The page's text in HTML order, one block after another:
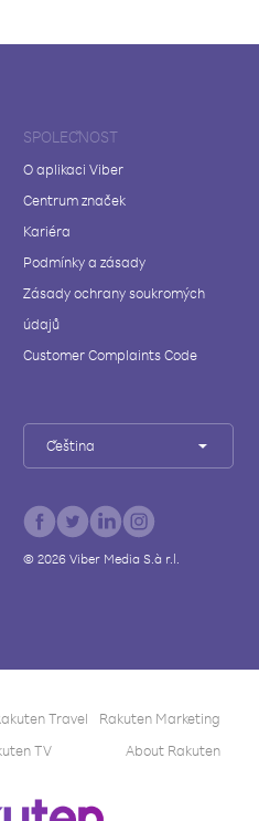
SPOLEČNOST
O aplikaci Viber
Centrum značek
Kariéra
Podmínky a zásady
Zásady ochrany soukromých
údajů
Customer Complaints Code
Čeština
© 2026Viber Media S.à r.l.
Travel
Rakuten Marketing
TV About Rakuten